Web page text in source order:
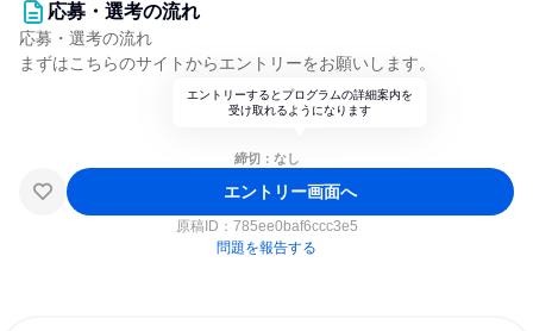
応募・選考の流れ
応募・選考の流れ
まずはこちらのサイトからエントリーをお願いします。
エントリーするとプログラムの詳細案内を
受け取れるようになります
締切：なし
エントリー画面へ
原稿ID： 785ee0baf6ccc3e5
問題を報告する